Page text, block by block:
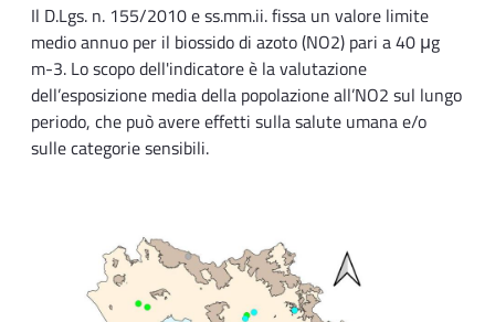
Il D.Lgs. n. 155/2010 e ss.mm.ii. fissa un valore limite
medio annuo per il biossido di azoto (NO2) pari a 40 μg
m-3. Lo scopo dell'indicatore è la valutazione
dell’esposizione media della popolazione all’NO2 sul lungo
periodo, che può avere effetti sulla salute umana e/o
sulle categorie sensibili.